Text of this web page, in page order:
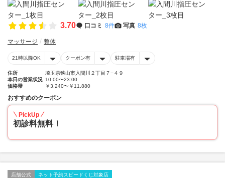
3.70 口コミ 8件 写真 8枚
マッサージ 整体
21時以降OK クーポン有 駐車場有
住所
埼玉県狭山市入間川２丁目７−４９
本日の営業状況 10:00〜23:00
価格帯
￥3,240〜￥11,880
おすすめのクーポン
PickUp
初診料無料！
店舗公式 ネット予約スピードくじ対象店